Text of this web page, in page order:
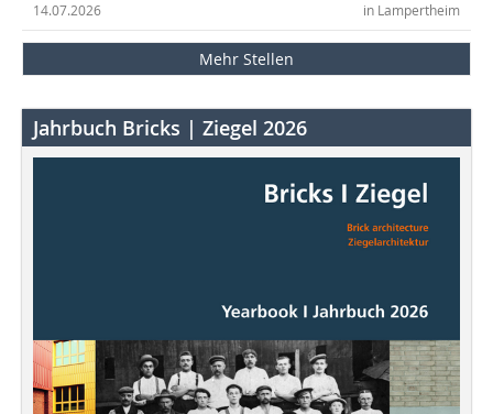
in Lampertheim
14.07.2026
Mehr Stellen
Jahrbuch Bricks | Ziegel 2026